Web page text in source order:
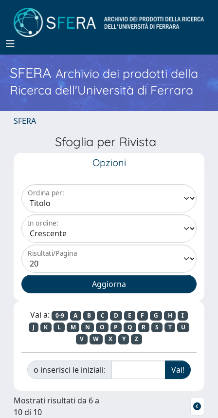
SFERA Archivio dei prodotti della
Ricerca dell'Università di Ferrara
SFERA
Sfoglia per Rivista
Opzioni
Ordina per:
In ordine:
Risultati/Pagina
Vai a: 0-9 A B C D E F G H
I
J
K L M N O P Q R S T
U
V
W X Y Z
o inserisci le iniziali:
Mostrati risultati da 6 a
10 di 10